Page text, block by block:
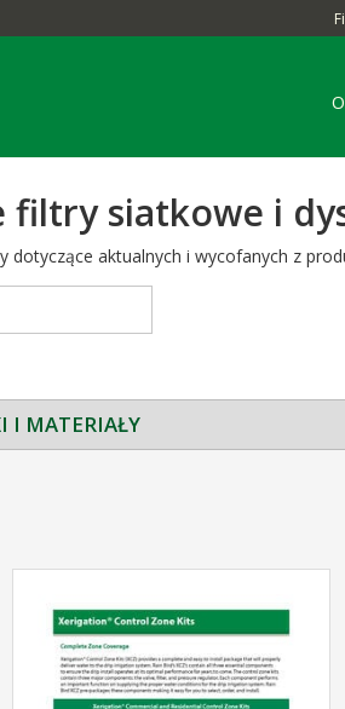
siatkowe i
aktualnych i wycofanych z
I MATERIAŁY